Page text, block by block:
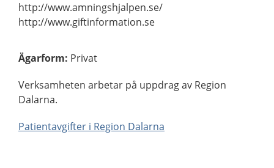
http://www.amningshjalpen.se/
http://www.giftinformation.se
Ägarform: Privat
Verksamheten arbetar på uppdrag av Region
Dalarna.
Patientavgifter i Region Dalarna